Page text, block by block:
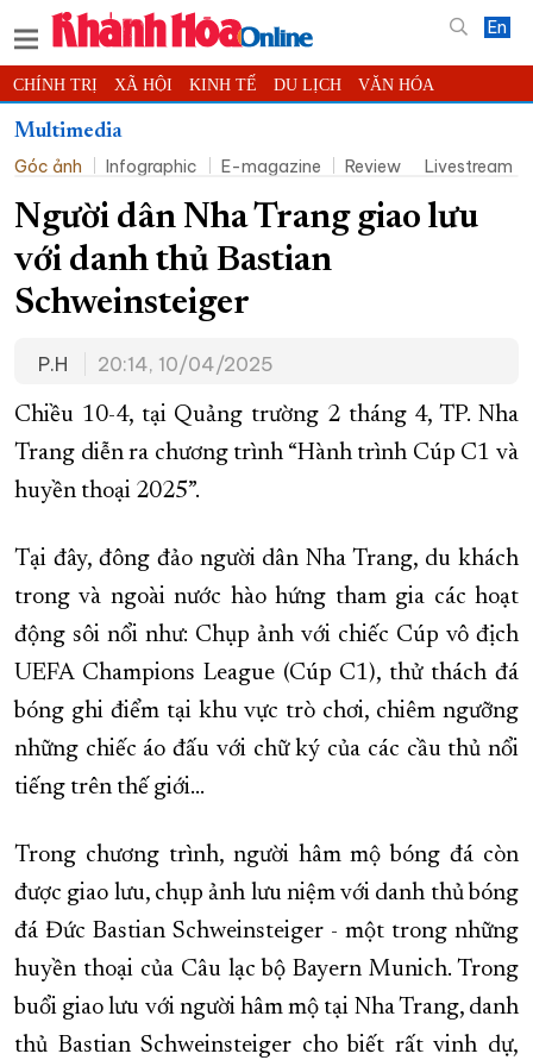
En
CHÍNH TRỊ XÃ HỘI KINH TẾ DU LỊCH VĂN HÓA
THỂ THAO ĐỜI SỐNG
KHOA HỌC - CÔNG NGHỆ PHÁP LUẬT BẠN ĐỌC PHÓNG SỰ
THẾ GIỚI MULTIMEDIA VIDEO ĐỌC BÁO ONLINE
PODCAST THÔNG TIN - QUẢNG CÁO
QUY HOẠCH TỈNH KHÁNH HÒA
CHUNG TAY CẢI CÁCH HÀNH CHÍNH
XÂY DỰNG NÔNG THÔN MỚI LỊCH CẮT ĐIỆN
TÀU - XE - MÁY BAY
KỶ NIỆM 370 NĂM XÂY DỰNG VÀ PHÁT TRIỂN TỈNH KHÁNH HÒA
XÂY DỰNG KHÁNH HÒA TRỞ THÀNH THÀNH PHỐ TRỰC THUỘC
ĐẠI HỘI ĐẢNG CÁC CẤP VỀ BÁO KHÁNH HÒA
Multimedia
Góc ảnh
Infographic E-magazine Review Livestream
Người dân Nha Trang giao lưu
với danh thủ Bastian
Schweinsteiger
P.H 20:14, 10/04/2025
Chiều 10-4, tại Quảng trường 2 tháng 4, TP. Nha
Trang diễn ra chương trình “Hành trình Cúp C1 và
huyền thoại 2025”.
Tại đây, đông đảo người dân Nha Trang, du khách
trong và ngoài nước hào hứng tham gia các hoạt
động sôi nổi như: Chụp ảnh với chiếc Cúp vô địch
UEFA Champions League (Cúp C1), thử thách đá
bóng ghi điểm tại khu vực trò chơi, chiêm ngưỡng
những chiếc áo đấu với chữ ký của các cầu thủ nổi
tiếng trên thế giới…
Trong chương trình, người hâm mộ bóng đá còn
được giao lưu, chụp ảnh lưu niệm với danh thủ bóng
đá Đức Bastian Schweinsteiger - một trong những
huyền thoại của Câu lạc bộ Bayern Munich. Trong
buổi giao lưu với người hâm mộ tại Nha Trang, danh
thủ Bastian Schweinsteiger cho biết rất vinh dự,